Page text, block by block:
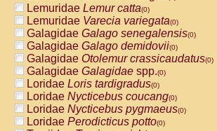
AtelidaeAlouatta fusca(0)
AtelidaeAlouatta seniculus(0)
AtelidaeAlouattaspp.(0)
AtelidaeAteles belzebuth(0)
AtelidaeAteles geoffroyi(0)
AtelidaeAteles paniscus(0)
AtelidaeAtelesspp.(0)
AtelidaeLagothrix lagothricha(0)
AtelidaeLagothrix lagothricha cana
PitheciidaeCacajao calvus
Lemuridae Lemur catta(0)
Lemuridae Varecia variegata(0)
Galagidae Galago senegalensis(0)
Galagidae Galago demidovii(0)
Galagidae Otolemur crassicaudatus(0)
Galagidae Galagidae spp.(0)
Loridae Loris tardigradus(0)
Loridae Nycticebus coucang(0)
Loridae Nycticebus pygmaeus(0)
Loridae Perodicticus potto(0)